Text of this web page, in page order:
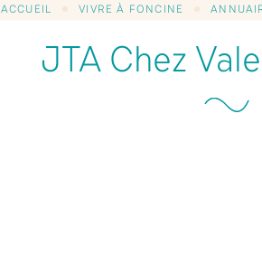
ACCUEIL VIVRE À FONCINE
JTA Chez